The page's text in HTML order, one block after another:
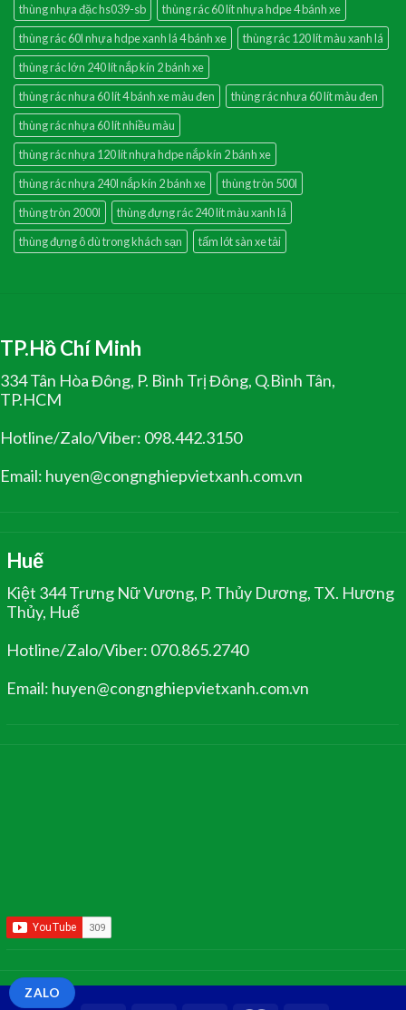
thùng nhựa đặc hs039-sb
thùng rác 60 lít nhựa hdpe 4 bánh xe
thùng rác 60l nhựa hdpe xanh lá 4 bánh xe
thùng rác 120 lít màu xanh lá
thùng rác lớn 240 lít nắp kín 2 bánh xe
thùng rác nhưa 60 lít 4 bánh xe màu đen
thùng rác nhưa 60 lít màu đen
thùng rác nhựa 60 lít nhiều màu
thùng rác nhựa 120 lít nhựa hdpe nắp kín 2 bánh xe
thùng rác nhựa 240l nắp kín 2 bánh xe
thùng tròn 500l
thùng tròn 2000l
thùng đựng rác 240 lít màu xanh lá
thùng đựng ô dù trong khách sạn
tấm lót sàn xe tải
TP.Hồ Chí Minh
334 Tân Hòa Đông, P. Bình Trị Đông, Q.Bình Tân,
TP.HCM
Hotline/Zalo/Viber: 098.442.3150
Email: huyen@congnghiepvietxanh.com.vn
Huế
Kiệt 344 Trưng Nữ Vương, P. Thủy Dương, TX. Hương
Thủy, Huế
Hotline/Zalo/Viber: 070.865.2740
Email: huyen@congnghiepvietxanh.com.vn
ZALO